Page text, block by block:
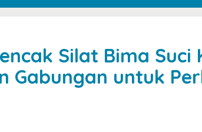
Bima
Silat Bima Suci
Gabungan untuk